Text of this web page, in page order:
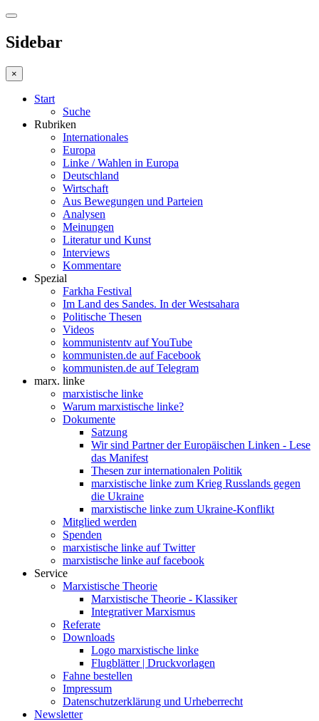
Sidebar
×
Start
Suche
Rubriken
Internationales
Europa
Linke / Wahlen in Europa
Deutschland
Wirtschaft
Aus Bewegungen und Parteien
Analysen
Meinungen
Literatur und Kunst
Interviews
Kommentare
Spezial
Farkha Festival
Im Land des Sandes. In der Westsahara
Politische Thesen
Videos
kommunistentv auf YouTube
kommunisten.de auf Facebook
kommunisten.de auf Telegram
marx. linke
marxistische linke
Warum marxistische linke?
Dokumente
Satzung
Wir sind Partner der Europäischen Linken - Lese
das Manifest
Thesen zur internationalen Politik
marxistische linke zum Krieg Russlands gegen
die Ukraine
marxistische linke zum Ukraine-Konflikt
Mitglied werden
Spenden
marxistische linke auf Twitter
marxistische linke auf facebook
Service
Marxistische Theorie
Marxistische Theorie - Klassiker
Integrativer Marxismus
Referate
Downloads
Logo marxistische linke
Flugblätter | Druckvorlagen
Fahne bestellen
Impressum
Datenschutzerklärung und Urheberrecht
Newsletter